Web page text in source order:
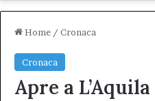
Home / Cronaca
Cronaca
Apre a